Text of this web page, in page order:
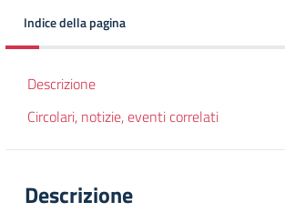
Indice della pagina
Descrizione
Circolari, notizie, eventi correlati
Descrizione